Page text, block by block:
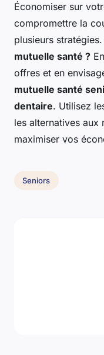
Économiser sur
compromettre la
plusieurs stratégies.
mutuelle santé ?
offres et en
mutuelle santé
dentaire. Utilisez
les alternatives aux
maximiser vos
Seniors